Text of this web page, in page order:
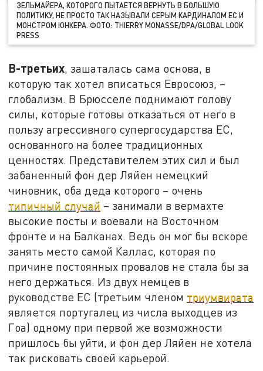
ЗЕЛЬМАЙЕРА, КОТОРОГО ПЫТАЕТСЯ ВЕРНУТЬ В БОЛЬШУЮ
ПОЛИТИКУ, НЕ ПРОСТО ТАК НАЗЫВАЛИ СЕРЫМ КАРДИНАЛОМ ЕС И
МОНСТРОМ ЮНКЕРА. ФОТО: THIERRY MONASSE/DPA/GLOBAL LOOK
PRESS
В-третьих, зашаталась сама основа, в
которую так хотел вписаться Евросоюз, –
глобализм. В Брюсселе поднимают голову
силы, которые готовы отказаться от него в
пользу агрессивного супергосударства ЕС,
основанного на более традиционных
ценностях. Представителем этих сил и был
забаненный фон дер Ляйен немецкий
чиновник, оба деда которого – очень
типичный случай – занимали в вермахте
высокие посты и воевали на Восточном
фронте и на Балканах. Ведь он мог бы вскоре
занять место самой Каллас, которая по
причине постоянных провалов не стала бы за
него держаться. Из двух немцев в
руководстве ЕС (третьим членом триумвирата
является португалец из числа выходцев из
Гоа) одному при первой же возможности
пришлось бы уйти, и фон дер Ляйен не хотела
так рисковать своей карьерой.